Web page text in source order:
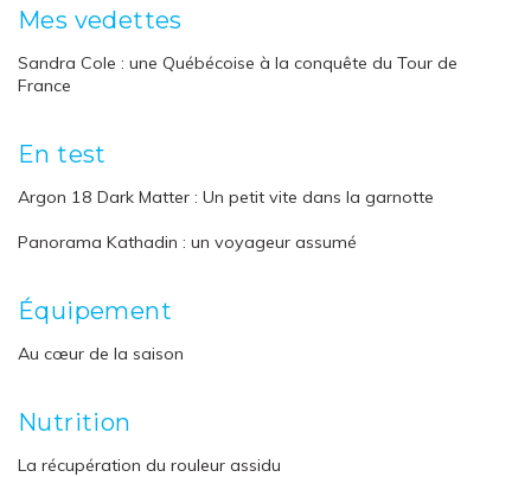
Mes vedettes
Sandra Cole : une Québécoise à la conquête du Tour de
France
En test
Argon 18 Dark Matter : Un petit vite dans la garnotte
Panorama Kathadin : un voyageur assumé
Équipement
Au cœur de la saison
Nutrition
La récupération du rouleur assidu